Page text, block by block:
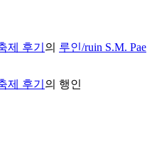
제 후기 의 루인/ruin S.M. Pae
제 후기 의 행인